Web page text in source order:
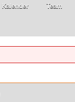
Kalender Team